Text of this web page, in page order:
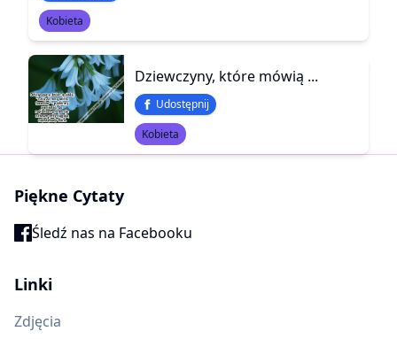
Kobieta
Dziewczyny, które mówią ...
Udostępnij
Kobieta
Piękne Cytaty
Śledź nas na Facebooku
Linki
Zdjęcia